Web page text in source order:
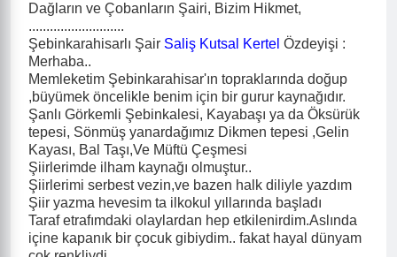
Dağların ve Çobanların Şairi, Bizim Hikmet,
...........................
Şebinkarahisarlı Şair Saliş Kutsal Kertel Özdeyişi :
Merhaba..
Memleketim Şebinkarahisar'ın topraklarında doğup
,büyümek öncelikle benim için bir gurur kaynağıdır.
Şanlı Görkemli Şebinkalesi, Kayabaşı ya da Öksürük
tepesi, Sönmüş yanardağımız Dikmen tepesi ,Gelin
Kayası, Bal Taşı,Ve Müftü Çeşmesi
Şiirlerimde ilham kaynağı olmuştur..
Şiirlerimi serbest vezin,ve bazen halk diliyle yazdım
Şiir yazma hevesim ta ilkokul yıllarında başladı
Taraf etrafımdaki olaylardan hep etkilenirdim.Aslında
içine kapanık bir çocuk gibiydim.. fakat hayal dünyam